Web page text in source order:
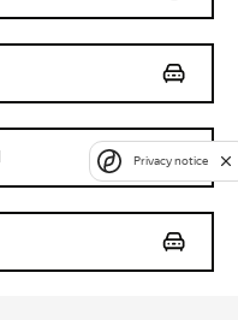
Privacy notice